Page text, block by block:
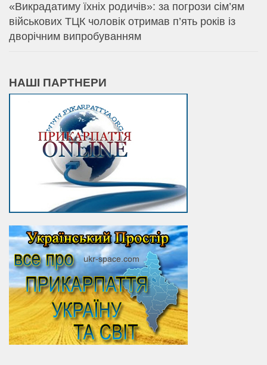
«Викрадатиму їхніх родичів»: за погрози сім’ям
військових ТЦК чоловік отримав п’ять років із
дворічним випробуванням
НАШІ ПАРТНЕРИ